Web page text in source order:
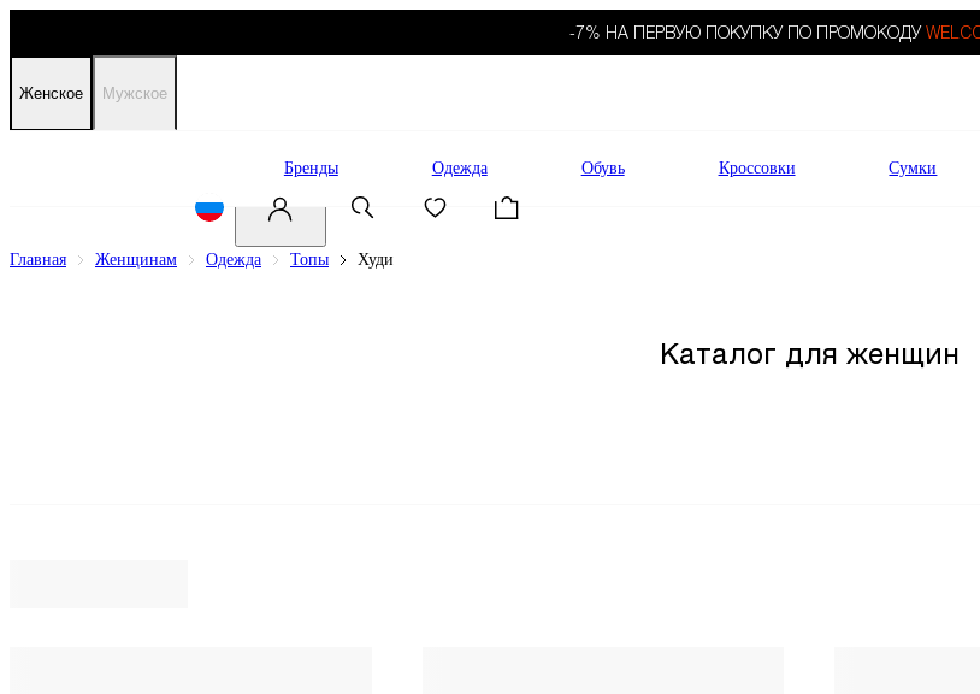
-7% НА ПЕРВУЮ ПОКУПКУ ПО ПРОМОКОДУ
Женское Мужское
Бренды Одежда Обувь Кроссовки Сумки
Главная Женщинам Одежда Топы Худи
Каталог для женщин